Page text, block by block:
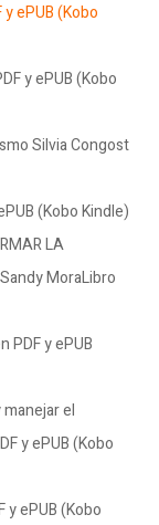
ePUB (Kobo
y ePUB (Kobo
Silvia Congost
(Kobo Kindle)
LA
Sandy MoraLibro
PDF y ePUB
el
y ePUB (Kobo
ePUB (Kobo